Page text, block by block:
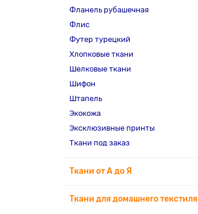
Фланель рубашечная
Флис
Футер турецкий
Хлопковые ткани
Шелковые ткани
Шифон
Штапель
Экокожа
Эксклюзивные принты
Ткани под заказ
Ткани от А до Я
Ткани для домашнего текстиля